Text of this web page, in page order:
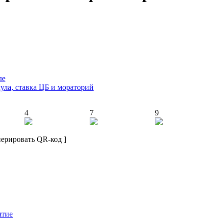
ставка ЦБ и мораторий
4 7 9
QR-код ]